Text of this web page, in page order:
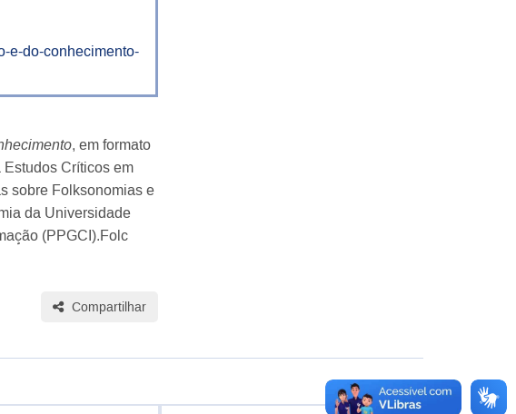
e-do-conhecimento-
, em formato
Críticos em
sobre Folksonomias e
da Universidade
(PPGCI).Folc
Compartilhar